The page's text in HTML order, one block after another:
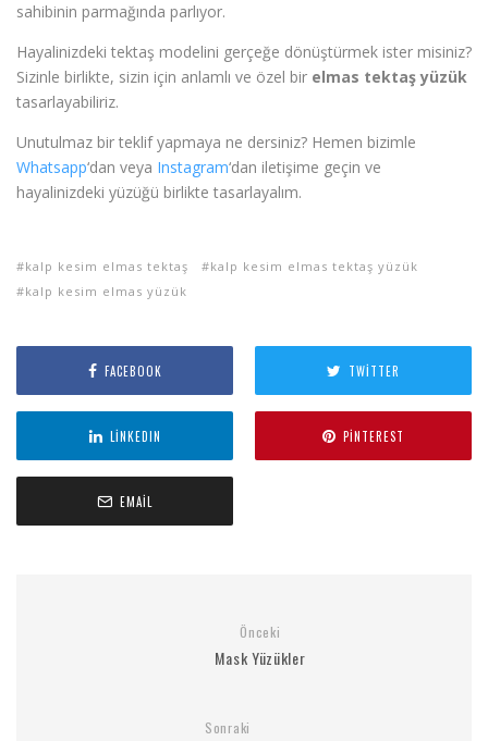
sahibinin parmağında parlıyor.
Hayalinizdeki tektaş modelini gerçeğe dönüştürmek ister misiniz?
Sizinle birlikte, sizin için anlamlı ve özel bir elmas tektaş yüzük
tasarlayabiliriz.
Unutulmaz bir teklif yapmaya ne dersiniz? Hemen bizimle
Whatsapp‘dan veya Instagram‘dan iletişime geçin ve
hayalinizdeki yüzüğü birlikte tasarlayalım.
kalp kesim elmas tektaş
kalp kesim elmas tektaş yüzük
kalp kesim elmas yüzük
FACEBOOK TWITTER
LINKEDIN PINTEREST
EMAIL
Önceki
Mask Yüzükler
Sonraki